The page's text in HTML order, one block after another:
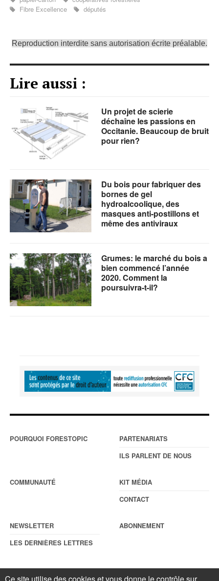
Fibre Excellence
députés
Reproduction interdite sans autorisation écrite préalable.
Lire aussi :
Un projet de scierie
déchaîne les passions en
Occitanie. Beaucoup de bruit
pour rien?
Du bois pour fabriquer des
bornes de gel
hydroalcoolique, des
masques anti-postillons et
même des antiviraux
Grumes: le marché du bois a
bien commencé l’année
2020. Comment la
poursuivra-t-il?
POURQUOI FORESTOPIC
PARTENARIATS
ILS PARLENT DE NOUS
COMMUNAUTÉ
KIT MÉDIA
CONTACT
NEWSLETTER
LES DERNIÈRES LETTRES
ABONNEMENT